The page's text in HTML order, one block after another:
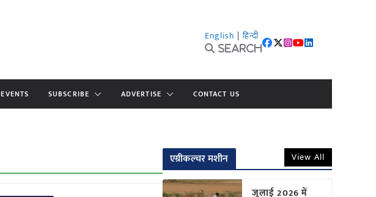
English | हिन्दी
Search
EVENTS SUBSCRIBE ADVERTISE CONTACT US
एग्रीकल्चर मशीन View All
जुलाई 2026 में